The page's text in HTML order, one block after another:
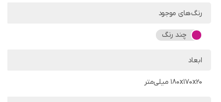
رنگ‌های موجود
چند رنگ
ابعاد
180x170x20 میلی‌متر